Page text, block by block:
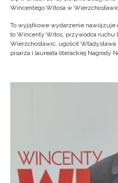
Wincentego Witosa w
To wyjątkowe wydarzenie nawiązuje
to Wincenty Witos, przywódca ruchu
Wierzchosławic, ugościł
pisarza i laureata literackiej Nagrody